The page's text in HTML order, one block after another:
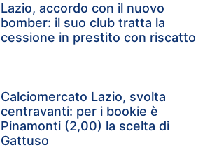
Lazio, accordo con il nuovo
bomber: il suo club tratta la
cessione in prestito con riscatto
Calciomercato Lazio, svolta
centravanti: per i bookie è
Pinamonti (2,00) la scelta di
Gattuso